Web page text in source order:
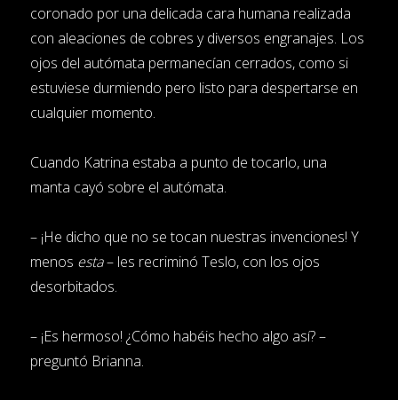
coronado por una delicada cara humana realizada
con aleaciones de cobres y diversos engranajes. Los
ojos del autómata permanecían cerrados, como si
estuviese durmiendo pero listo para despertarse en
cualquier momento.
Cuando Katrina estaba a punto de tocarlo, una
manta cayó sobre el autómata.
– ¡He dicho que no se tocan nuestras invenciones! Y
menos esta– les recriminó Teslo, con los ojos
desorbitados.
– ¡Es hermoso! ¿Cómo habéis hecho algo así? –
preguntó Brianna.